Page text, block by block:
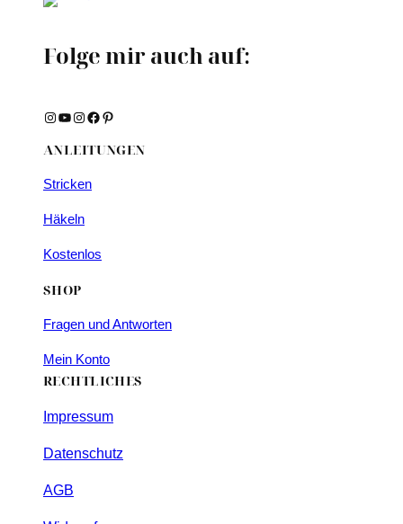
Folge mir auch auf:
Instagram YouTube Instagram Facebook Pinterest
ANLEITUNGEN
Stricken
Häkeln
Kostenlos
SHOP
Fragen und Antworten
Mein Konto
RECHTLICHES
Impressum
Datenschutz
AGB